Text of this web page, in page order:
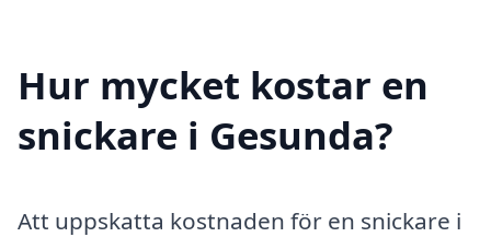
Hur mycket kostar en
snickare i Gesunda?
Att uppskatta kostnaden för en snickare i